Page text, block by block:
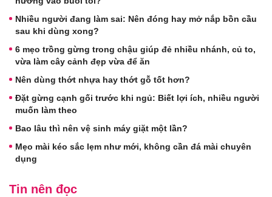
Nhiều người đang làm sai: Nên đóng hay mở nắp bồn cầu
sau khi dùng xong?
6 mẹo trồng gừng trong chậu giúp đẻ nhiều nhánh, củ to,
vừa làm cây cảnh đẹp vừa để ăn
Nên dùng thớt nhựa hay thớt gỗ tốt hơn?
Đặt gừng cạnh gối trước khi ngủ: Biết lợi ích, nhiều người
muốn làm theo
Bao lâu thì nên vệ sinh máy giặt một lần?
Mẹo mài kéo sắc lẹm như mới, không cần đá mài chuyên
dụng
Tin nên đọc